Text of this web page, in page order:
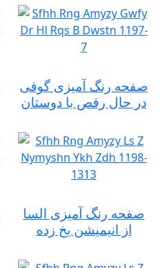
صفحه رنگ آمیزی گوفی
در حال رقص با دوستان
صفحه رنگ آمیزی السا
از انیمیشن یخ زده